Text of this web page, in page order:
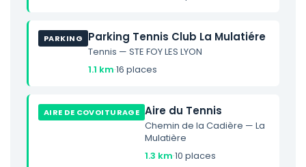
PARKING Parking Tennis Club La Mulatiére
Tennis — STE FOY LES LYON
1.1 km·16 places
AIRE DE COVOITURAGE Aire du Tennis
Chemin de la Cadière — La
Mulatière
1.3 km·10 places